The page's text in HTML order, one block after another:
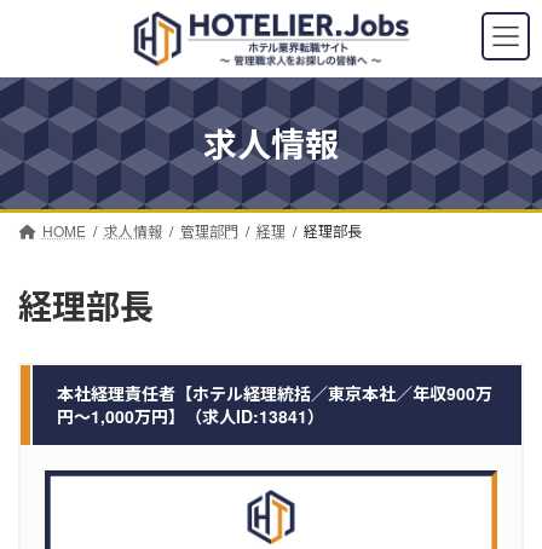
ン
ツ
へ
ス
キ
ッ
ー
シ
ョ
ン
に
移
求人情報
HOME 求人情報 管理部門 経理 経理部長
経理部長
本社経理責任者【ホテル経理統括／東京本社／年収900万
円～1,000万円】（求人ID:13841）